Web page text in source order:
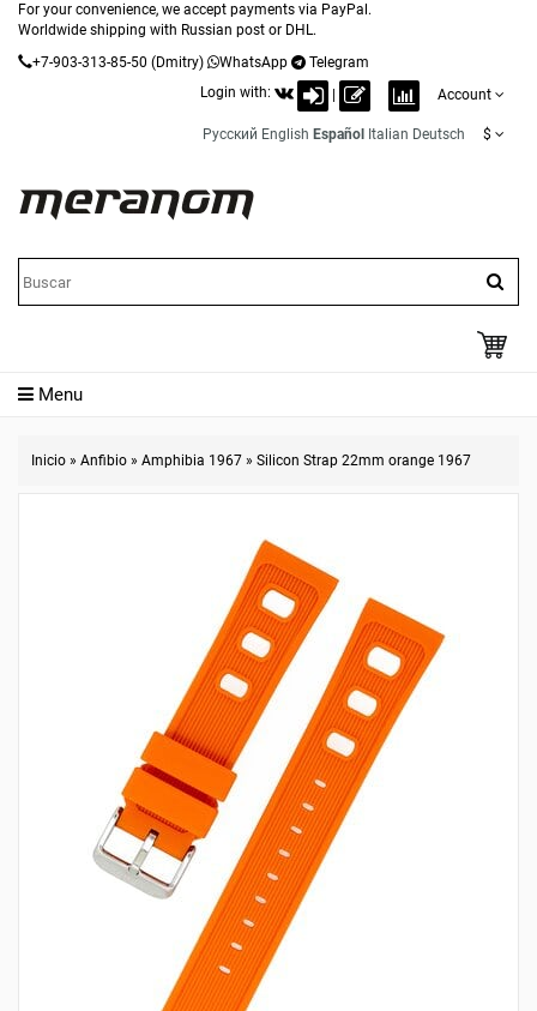
For your convenience, we accept payments via PayPal.
Worldwide shipping with Russian post or DHL.
+7-903-313-85-50 (Dmitry) WhatsApp
Telegram
Login with:
Account
Русский English Español Italian Deutsch $
Menu
Inicio » Anfibio » Amphibia 1967 » Silicon Strap 22mm orange 1967